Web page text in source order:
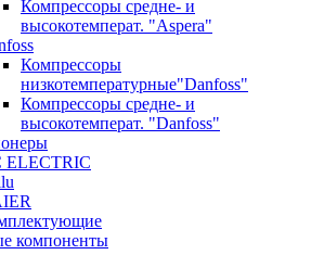
Компрессоры средне- и
высокотемперат. "Aspera"
Компрессоры
низкотемпературные"Danfoss"
Компрессоры средне- и
высокотемперат. "Danfoss"
ELECTRIC
компоненты